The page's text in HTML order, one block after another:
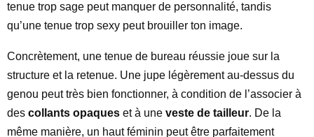
tenue trop sage peut manquer de personnalité, tandis
qu’une tenue trop sexy peut brouiller ton image.
Concrètement, une tenue de bureau réussie joue sur la
structure et la retenue. Une jupe légèrement au-dessus du
genou peut très bien fonctionner, à condition de l’associer à
des collants opaques et à une veste de tailleur. De la
même manière, un haut féminin peut être parfaitement